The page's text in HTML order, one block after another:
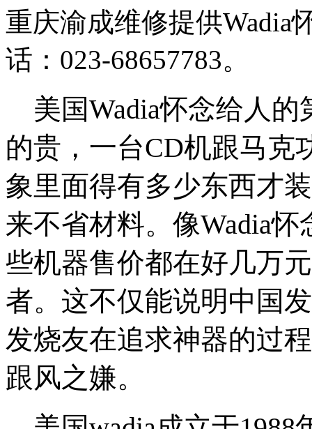
重庆渝成维修提供Wadia
话：023-68657783。
美国Wadia怀念给人的
的贵，一台CD机跟马克
象里面得有多少东西才
来不省材料。像Wadia怀
些机器售价都在好几万
者。这不仅能说明中国
发烧友在追求神器的过
跟风之嫌。